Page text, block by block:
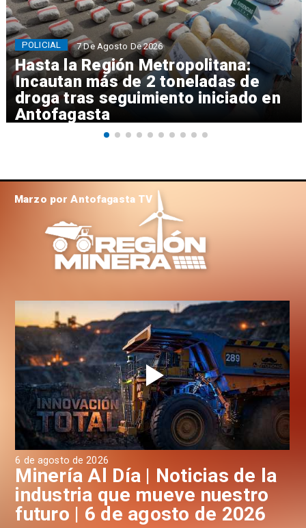
Hasta la Región Metropolitana:
Incautan más de 2 toneladas de
droga tras seguimiento iniciado en
Antofagasta
POLICIAL 7 De Agosto De 2026
6 de agosto de 2026
Minería Al Día | Noticias de la
industria que mueve nuestro
futuro | 6 de agosto de 2026
Marzo por Antofagasta TV